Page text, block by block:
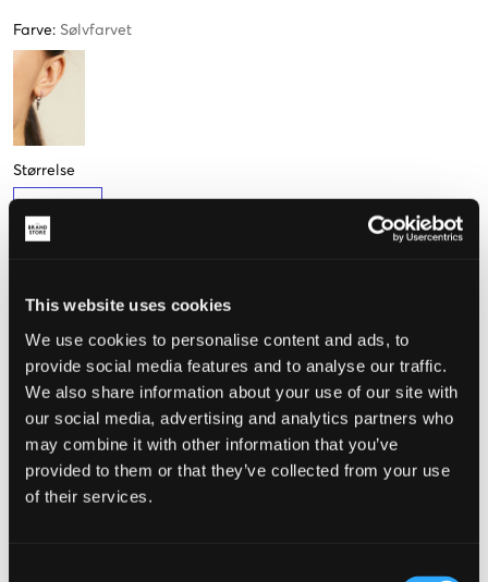
This website uses cookies
We use cookies to personalise content and ads, to
provide social media features and to analyse our traffic.
We also share information about your use of our site with
our social media, advertising and analytics partners who
may combine it with other information that you’ve
provided to them or that they’ve collected from your use
of their services.
Farve: Sølvfarvet
Størrelse
One Size
Opfattet størrelse
Lille Perfekt
VÆLG EN STØRRELSE